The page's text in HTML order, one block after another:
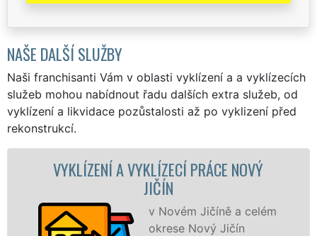
NAŠE DALŠÍ SLUŽBY
Naši franchisanti Vám v oblasti vyklízení a a vyklízecích
služeb mohou nabídnout řadu dalších extra služeb, od
vyklízení a likvidace pozůstalosti až po vyklizení před
rekonstrukcí.
A VYKLÍZECÍ PRÁCE NOVÝ
v Novém Jičíně a celém
okrese Nový Jičín